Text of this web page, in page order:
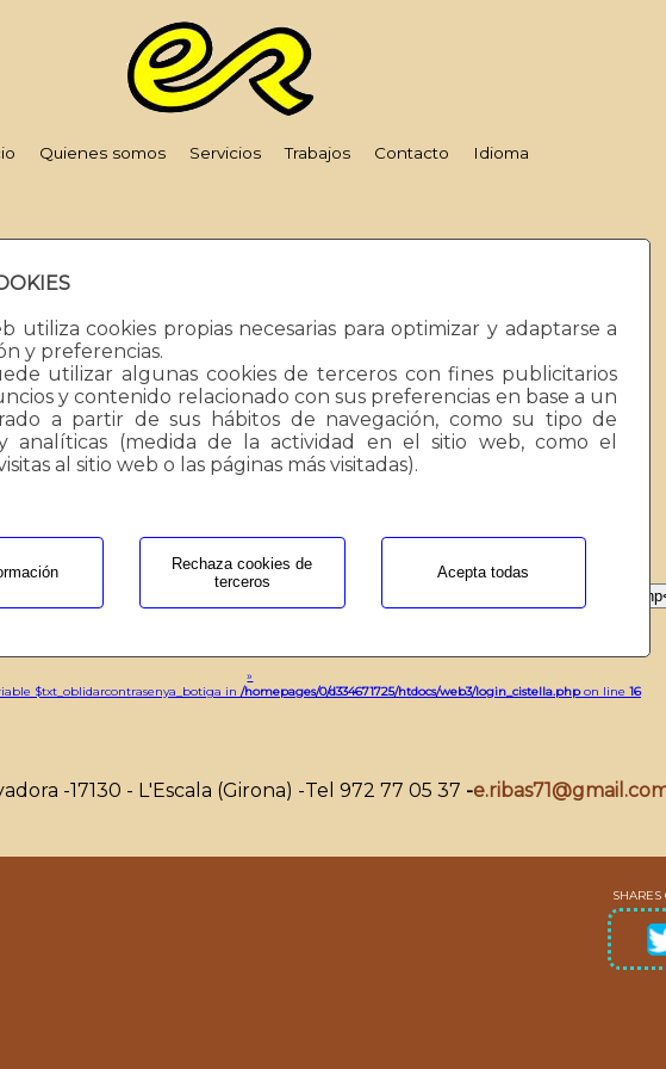
utiliza cookies propias necesarias para optimizar y adaptarse a
y preferencias.
utilizar algunas cookies de terceros con fines publicitarios
y contenido relacionado con sus preferencias en base a un
a partir de sus hábitos de navegación, como su tipo de
analíticas (medida de la actividad en el sitio web, como el
al sitio web o las páginas más visitadas).
Rechaza cookies de
terceros
Acepta todas
Quienes somos Servicios Trabajos Contacto Idioma
0/d334671725/htdocs/web3/login_cistella.php on line5
: Undefined variable $txt_identificacio_sub_login_central in
0/d334671725/htdocs/web3/login_cistella.phpon line6
E-Mail
0/d334671725/htdocs/web3/login_cistella.phpon line9
»
$txt_oblidarcontrasenya_botiga in /homepages/0/d334671725/htdocs/web3/login_cistella.phpon line 16
-17130 - L'Escala (Girona) -Tel 972 77 05 37 -
SHARES